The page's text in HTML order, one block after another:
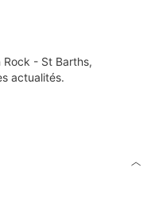
Rock - St Barths,
actualités.